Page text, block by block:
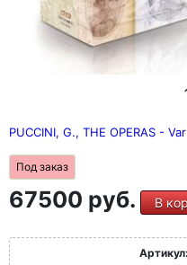
PUCCINI, G., THE OPERAS -
Под заказ
67500 руб. В
Артикул: